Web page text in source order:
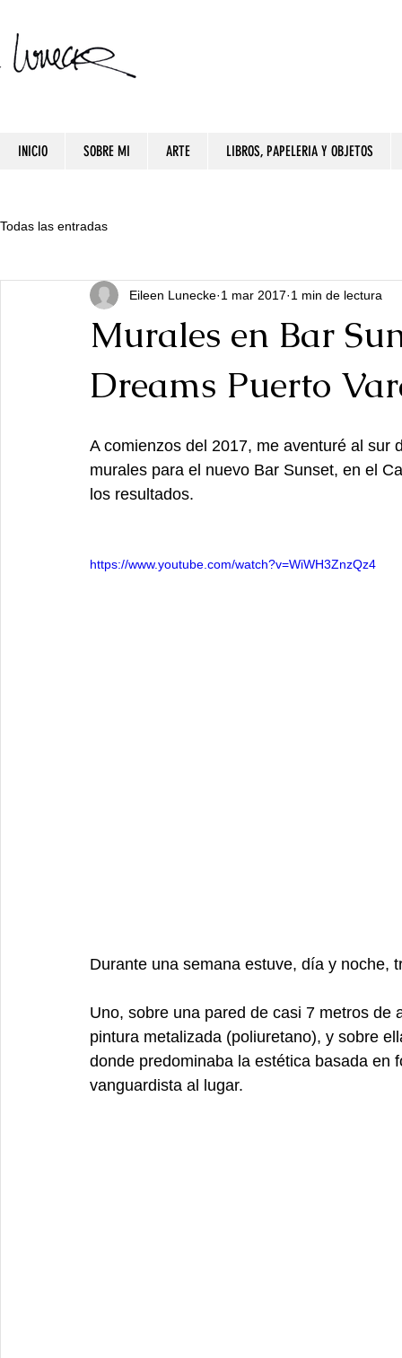
INICIO SOBRE MI ARTE LIBROS, PAPELERIA Y OBJETOS
Todas las entradas
Murales en Bar
Dreams Puerto
Eileen Lunecke 1 mar 2017 1 min de lectura
A comienzos del 2017, me aventuré al
murales para el nuevo Bar Sunset, en el
los resultados.
https://www.youtube.com/watch?v=WiWH3ZnzQz4
Durante una semana estuve, día y noche,
Uno, sobre una pared de casi 7 metros
pintura metalizada (poliuretano), y sobre
donde predominaba la estética basada
vanguardista al lugar.